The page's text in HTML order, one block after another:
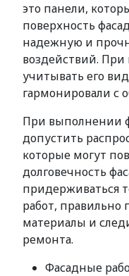
это панели,
поверхность
надежную и
воздействий.
учитывать его
гармонировали с
При выполнении
допустить
которые могут
долговечность
придерживаться
работ, правильно
материалы и
ремонта.
Фасадные